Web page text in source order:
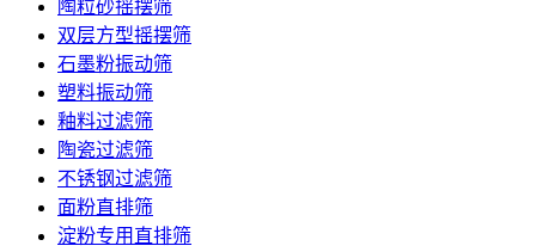
陶粒砂摇摆筛
双层方型摇摆筛
石墨粉振动筛
塑料振动筛
釉料过滤筛
陶瓷过滤筛
不锈钢过滤筛
面粉直排筛
淀粉专用直排筛